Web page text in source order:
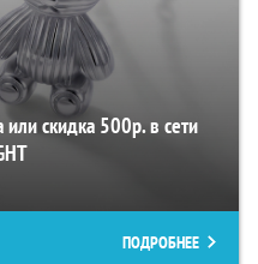
скидка 500р. в сети
ПОДРОБНЕЕ